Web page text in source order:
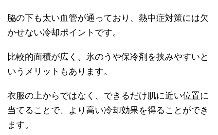
脇の下も太い血管が通っており、熱中症対策には欠
かせない冷却ポイントです。
比較的面積が広く、氷のうや保冷剤を挟みやすいと
いうメリットもあります。
衣服の上からではなく、できるだけ肌に近い位置に
当てることで、より高い冷却効果を得ることができ
ます。